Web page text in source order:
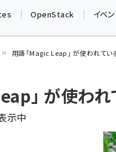
OpenStack イベ
用語「Magic Leap」 が使われて
」 が使わ
示中